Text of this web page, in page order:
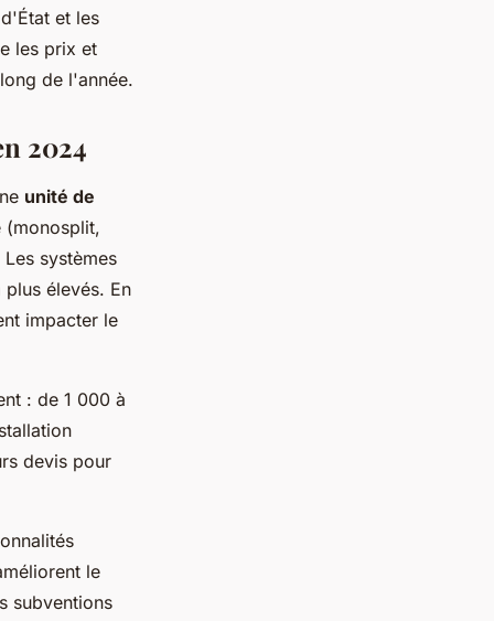
et les
les prix et
de l'année.
2024
unité de
(monosplit,
systèmes
plus élevés. En
impacter le
: de 1 000 à
devis pour
le
subventions